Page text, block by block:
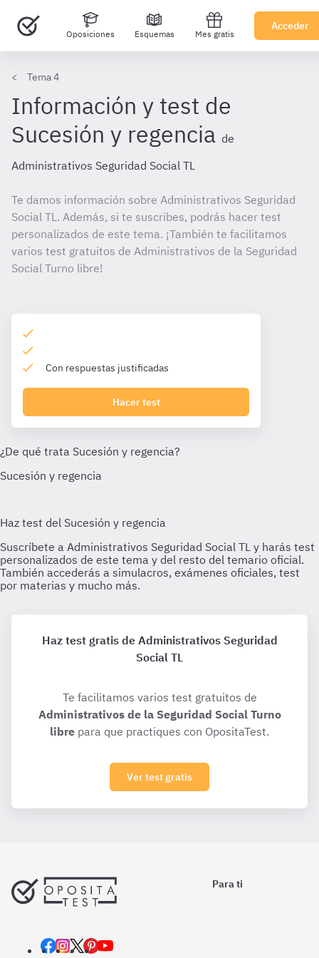
Oposiciones Esquemas Mes gratis
Acceder
Tema 4
Información y test de
Sucesión y regencia de
Administrativos Seguridad Social TL
Te damos información sobre Administrativos Seguridad
Social TL. Además, si te suscribes, podrás hacer test
personalizados de este tema. ¡También te facilitamos
varios test gratuitos de Administrativos de la Seguridad
Social Turno libre!
Con respuestas justificadas
Hacer test
Haz test gratis de Administrativos Seguridad
Social TL
Te facilitamos varios test gratuitos de
Administrativos de la Seguridad Social Turno
libre para que practiques con OpositaTest.
Ver test gratis
Para ti